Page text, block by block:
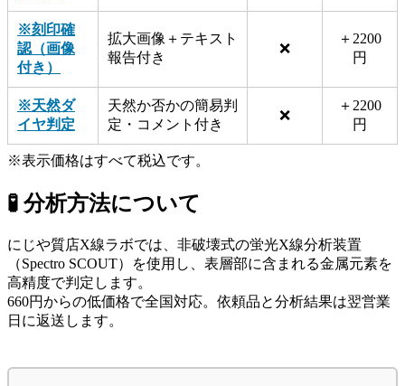
※刻印確
認（画像
付き）
拡大画像＋テキスト
報告付き
❌
＋2200
円
※天然ダ
イヤ判定
天然か否かの簡易判
定・コメント付き
❌
＋2200
円
※表示価格はすべて税込です。
🧪 分析方法について
にじや質店X線ラボでは、非破壊式の蛍光X線分析装置
（Spectro SCOUT）を使用し、表層部に含まれる金属元素を
高精度で判定します。
660円からの低価格で全国対応。依頼品と分析結果は翌営業
日に返送します。